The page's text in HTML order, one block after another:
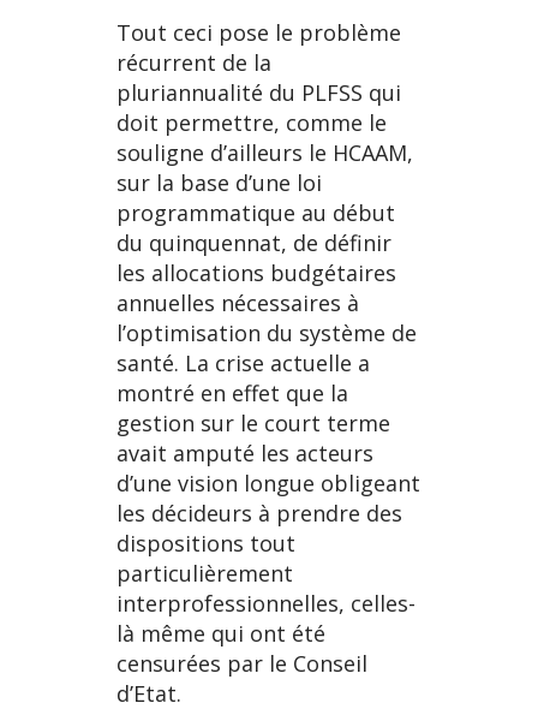
Tout ceci pose le problème
récurrent de la
pluriannualité du PLFSS qui
doit permettre, comme le
souligne d’ailleurs le HCAAM,
sur la base d’une loi
programmatique au début
du quinquennat, de définir
les allocations budgétaires
annuelles nécessaires à
l’optimisation du système de
santé. La crise actuelle a
montré en effet que la
gestion sur le court terme
avait amputé les acteurs
d’une vision longue obligeant
les décideurs à prendre des
dispositions tout
particulièrement
interprofessionnelles, celles-
là même qui ont été
censurées par le Conseil
d’Etat.